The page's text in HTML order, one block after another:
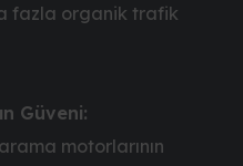
fazla organik trafik
Güveni:
motorlarının